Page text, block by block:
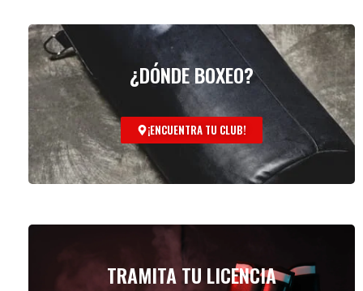
¿DÓNDE BOXEO?
¡ENCUENTRA TU CLUB!
TRAMITA TU LICENCIA